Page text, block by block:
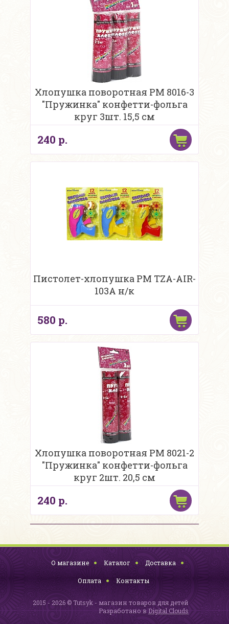
Хлопушка поворотная PM 8016-3
"Пружинка" конфетти-фольга
круг 3шт. 15,5 см
240 р.
Пистолет-хлопушка PM TZA-AIR-
103A н/к
580 р.
Хлопушка поворотная PM 8021-2
"Пружинка" конфетти-фольга
круг 2шт. 20,5 см
240 р.
О магазине Каталог Доставка
Оплата Контакты
2015 - 2026 © Tutsyk - магазин товаров для детей
Разработано в Digital Clouds